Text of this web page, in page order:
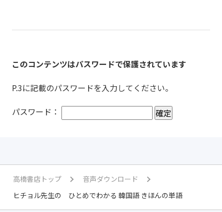
このコンテンツはパスワードで保護されています
P.3に記載のパスワードを入力してください。
パスワード：
高橋書店トップ
音声ダウンロード
ヒチョル先生の ひとめでわかる 韓国語 きほんの単語